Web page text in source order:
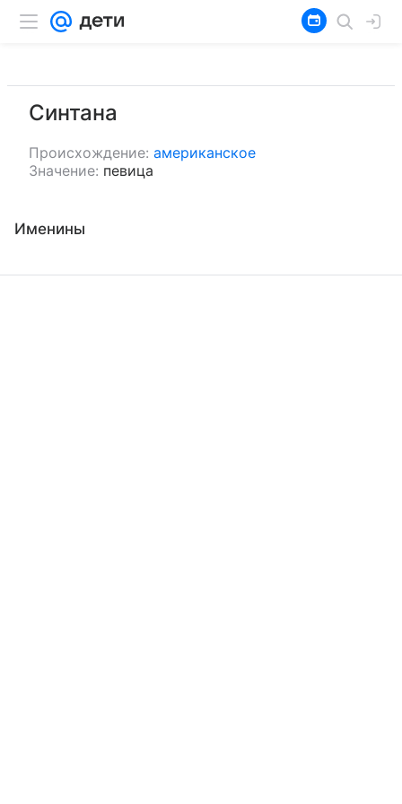
Синтана
Происхождение: американское
Значение: певица
Именины